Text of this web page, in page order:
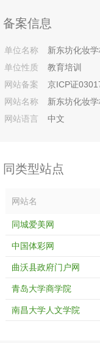
备案信息
单位名称
新东坊化妆学
单位性质
教育培训
网站备案
京ICP证
网站名称
新东坊化妆学
网站语言
中文
同类型站点
网站名
同城爱美网
中国体彩网
曲沃县政府门户网
青岛大学商学院
南昌大学人文学院